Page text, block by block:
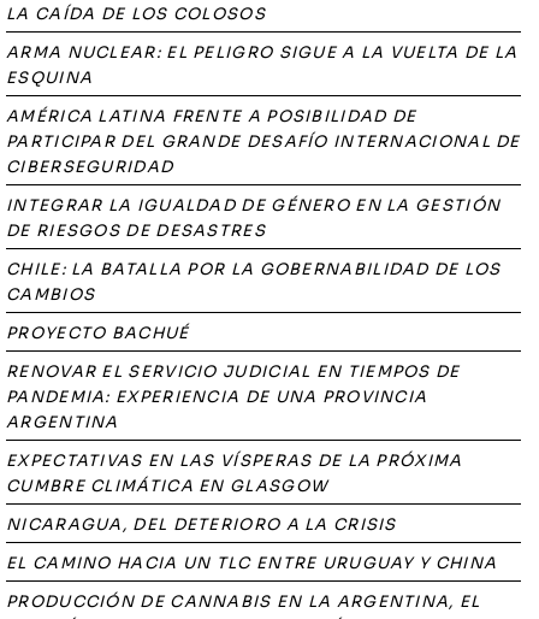
LA CAÍDA DE LOS COLOSOS
ARMA NUCLEAR: EL PELIGRO SIGUE A LA VUELTA DE LA
ESQUINA
AMÉRICA LATINA FRENTE A POSIBILIDAD DE
PARTICIPAR DEL GRANDE DESAFÍO INTERNACIONAL DE
CIBERSEGURIDAD
INTEGRAR LA IGUALDAD DE GÉNERO EN LA GESTIÓN
DE RIESGOS DE DESASTRES
CHILE: LA BATALLA POR LA GOBERNABILIDAD DE LOS
CAMBIOS
PROYECTO BACHUÉ
RENOVAR EL SERVICIO JUDICIAL EN TIEMPOS DE
PANDEMIA: EXPERIENCIA DE UNA PROVINCIA
ARGENTINA
EXPECTATIVAS EN LAS VÍSPERAS DE LA PRÓXIMA
CUMBRE CLIMÁTICA EN GLASGOW
NICARAGUA, DEL DETERIORO A LA CRISIS
EL CAMINO HACIA UN TLC ENTRE URUGUAY Y CHINA
PRODUCCIÓN DE CANNABIS EN LA ARGENTINA, EL